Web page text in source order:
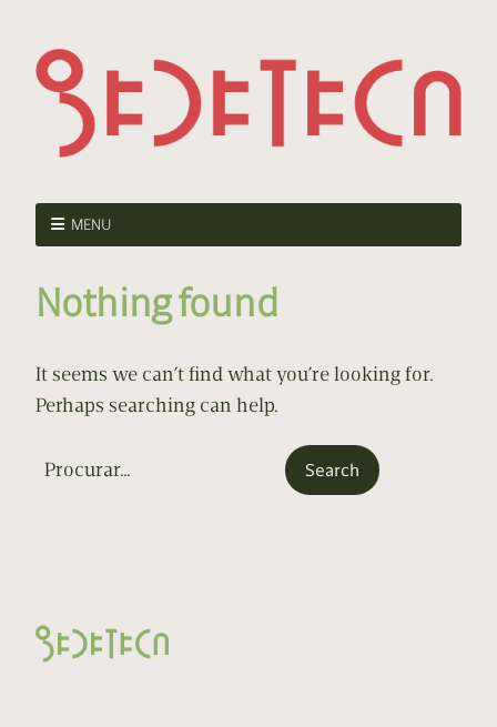
MENU
Nothing found
It seems we can’t find what you’re looking for.
Perhaps searching can help.